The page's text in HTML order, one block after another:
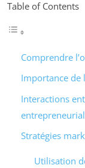
Table of Contents
Comprendre
Importance de
Interactions
Stratégies
Utilisation